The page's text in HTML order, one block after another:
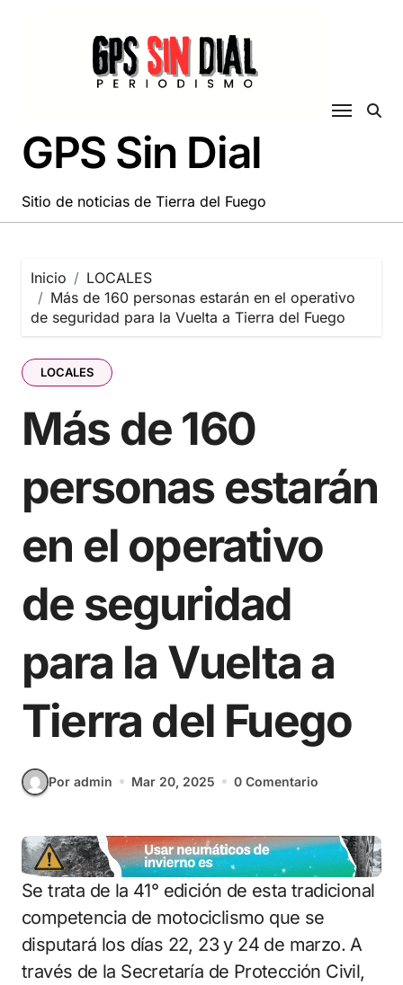
GPS Sin Dial
Sitio de noticias de Tierra del Fuego
Inicio
LOCALES
Más de 160 personas estarán en el operativo
de seguridad para la Vuelta a Tierra del Fuego
LOCALES
Más de 160
personas estarán
en el operativo
de seguridad
para la Vuelta a
Tierra del Fuego
Por admin Mar 20, 2025 0 Comentario
Se trata de la 41° edición de esta tradicional
competencia de motociclismo que se
disputará los días 22, 23 y 24 de marzo. A
través de la Secretaría de Protección Civil,